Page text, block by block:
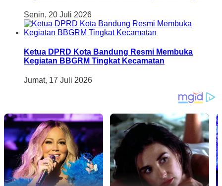
Senin, 20 Juli 2026
Ketua DPRD Kota Bandung Resmi Membuka
Kegiatan BBGRM Tingkat Kecamatan
Jumat, 17 Juli 2026